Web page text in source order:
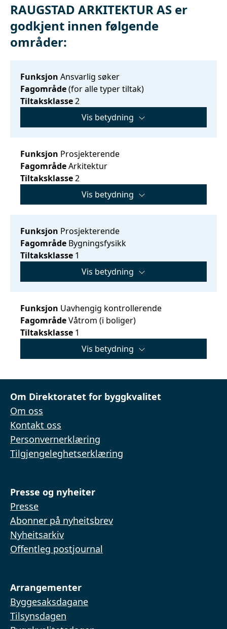
RAUGSTAD ARKITEKTUR AS er
godkjent innen følgende
områder:
Funksjon Ansvarlig søker
Fagområde(for alle typer tiltak)
Tiltaksklasse2
Vis betydning
Funksjon Prosjekterende
FagområdeArkitektur
Tiltaksklasse2
Vis betydning
Funksjon Prosjekterende
Fagområde Bygningsfysikk
Tiltaksklasse 1
Vis betydning
Funksjon Uavhengig kontrollerende
FagområdeVåtrom (i boliger)
Tiltaksklasse 1
Vis betydning
Om Direktoratet for byggkvalitet
Om oss
Kontakt oss
Personvernerklæring
Tilgjengeleghetserklæring
Presse og nyheiter
Presse
Abonner på nyheitsbrev
Nyheitsarkiv
Offentleg postjournal
Arrangementer
Byggesaksdagane
Tilsynsdagen